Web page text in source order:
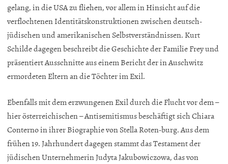
gelang, in die USA zu fliehen, vor allem in Hinsicht auf die
verflochtenen Identitätskonstruktionen zwischen deutsch-
jüdischen und amerikanischen Selbstverständnissen. Kurt
Schilde dagegen beschreibt die Geschichte der Familie Frey und
präsentiert Ausschnitte aus einem Bericht der in Auschwitz
ermordeten Eltern an die Töchter im Exil.
Ebenfalls mit dem erzwungenen Exil durch die Flucht vor dem –
hier österreichischen – Antisemitismus beschäftigt sich Chiara
Conterno in ihrer Biographie von Stella Roten-burg. Aus dem
frühen 19. Jahrhundert dagegen stammt das Testament der
jüdischen Unternehmerin Judyta Jakubowiczowa, das von